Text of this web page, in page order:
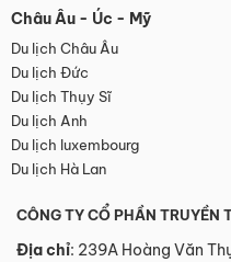
Châu Âu - Úc - Mỹ
Du lịch Châu Âu
Du lịch Đức
Du lịch Thụy Sĩ
Du lịch Anh
Du lịch luxembourg
Du lịch Hà Lan
CÔNG TY CỔ PHẦN TRUYỀN
Địa chỉ: 239A Hoàng Văn